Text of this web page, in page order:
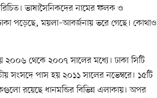
ভাষাসৈনিকদের নামের ফলক ও
পড়েছে, ময়লা–আবর্জনায় ভরে গেছে। কোথাও
থেকে ২০০৭ সালের মধ্যে। ঢাকা সিটি
সংসদে পাস হয় ২০১১ সালের নভেম্বরে। ১৫টি
রয়েছে ধানমন্ডির বিভিন্ন এলাকায়। অপর